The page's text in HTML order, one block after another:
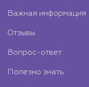
Важная информация
Отзывы
Вопрос-ответ
Полезно знать